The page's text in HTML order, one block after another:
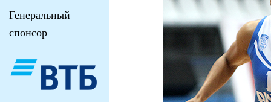
Генеральный
спонсор